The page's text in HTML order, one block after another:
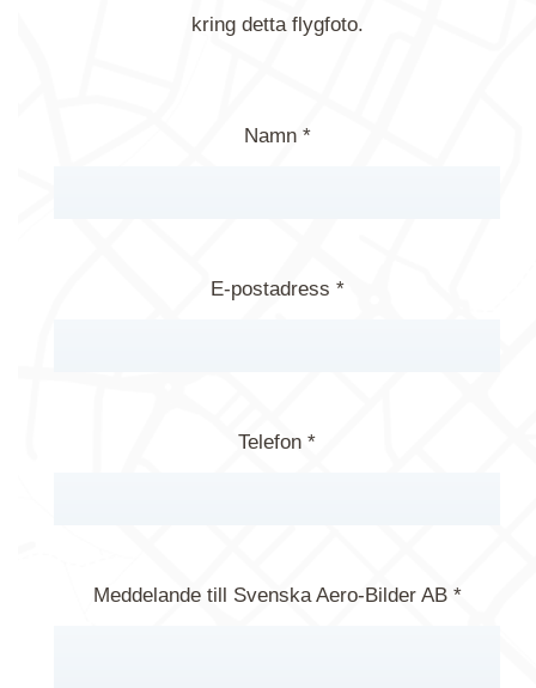
kring detta flygfoto.
Namn *
E-postadress *
Telefon *
Meddelande till Svenska Aero-Bilder AB *